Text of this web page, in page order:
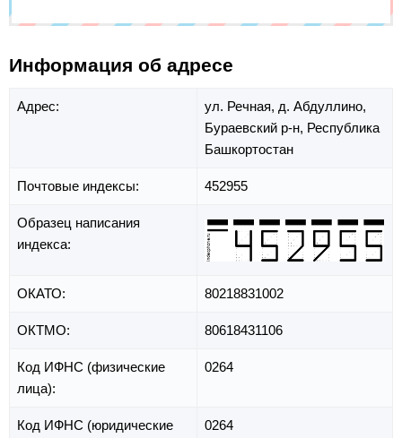
Информация об адресе
Адрес: ул. Речная, д. Абдуллино,
Бураевский р-н, Республика
Башкортостан
Почтовые индексы: 452955
Образец написания
индекса:
ОКАТО: 80218831002
ОКТМО: 80618431106
Код ИФНС (физические
лица):
0264
Код ИФНС (юридические
0264